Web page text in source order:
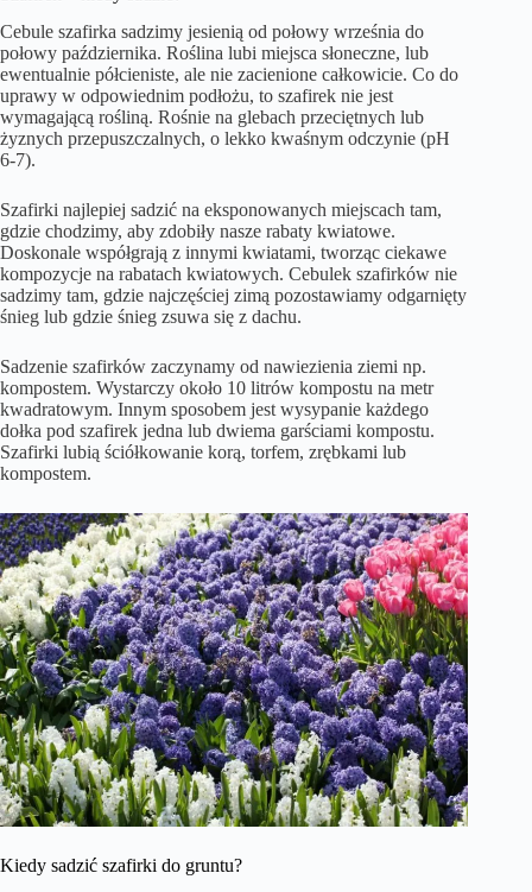
Cebule szafirka sadzimy jesienią od połowy września do
połowy października. Roślina lubi miejsca słoneczne, lub
ewentualnie półcieniste, ale nie zacienione całkowicie. Co do
uprawy w odpowiednim podłożu, to szafirek nie jest
wymagającą rośliną. Rośnie na glebach przeciętnych lub
żyznych przepuszczalnych, o lekko kwaśnym odczynie (pH
6-7).
Szafirki najlepiej sadzić na eksponowanych miejscach tam,
gdzie chodzimy, aby zdobiły nasze rabaty kwiatowe.
Doskonale współgrają z innymi kwiatami, tworząc ciekawe
kompozycje na rabatach kwiatowych. Cebulek szafirków nie
sadzimy tam, gdzie najczęściej zimą pozostawiamy odgarnięty
śnieg lub gdzie śnieg zsuwa się z dachu.
Sadzenie szafirków zaczynamy od nawiezienia ziemi np.
kompostem. Wystarczy około 10 litrów kompostu na metr
kwadratowym. Innym sposobem jest wysypanie każdego
dołka pod szafirek jedna lub dwiema garściami kompostu.
Szafirki lubią ściółkowanie korą, torfem, zrębkami lub
kompostem.
Kiedy sadzić szafirki do gruntu?